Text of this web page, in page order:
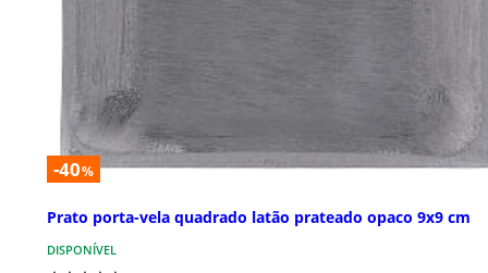
-40%
Prato porta-vela quadrado latão prateado opaco 9x9 cm
DISPONÍVEL